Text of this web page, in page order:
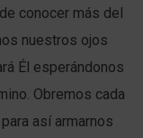
conocer más del
nuestros ojos
Él esperándonos
Obremos cada
así armarnos